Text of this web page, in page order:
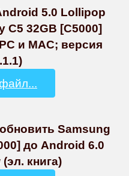
5.0 Lollipop
C5 32GB [C5000]
и MAC; версия
Samsung
до Android 6.0
книга)